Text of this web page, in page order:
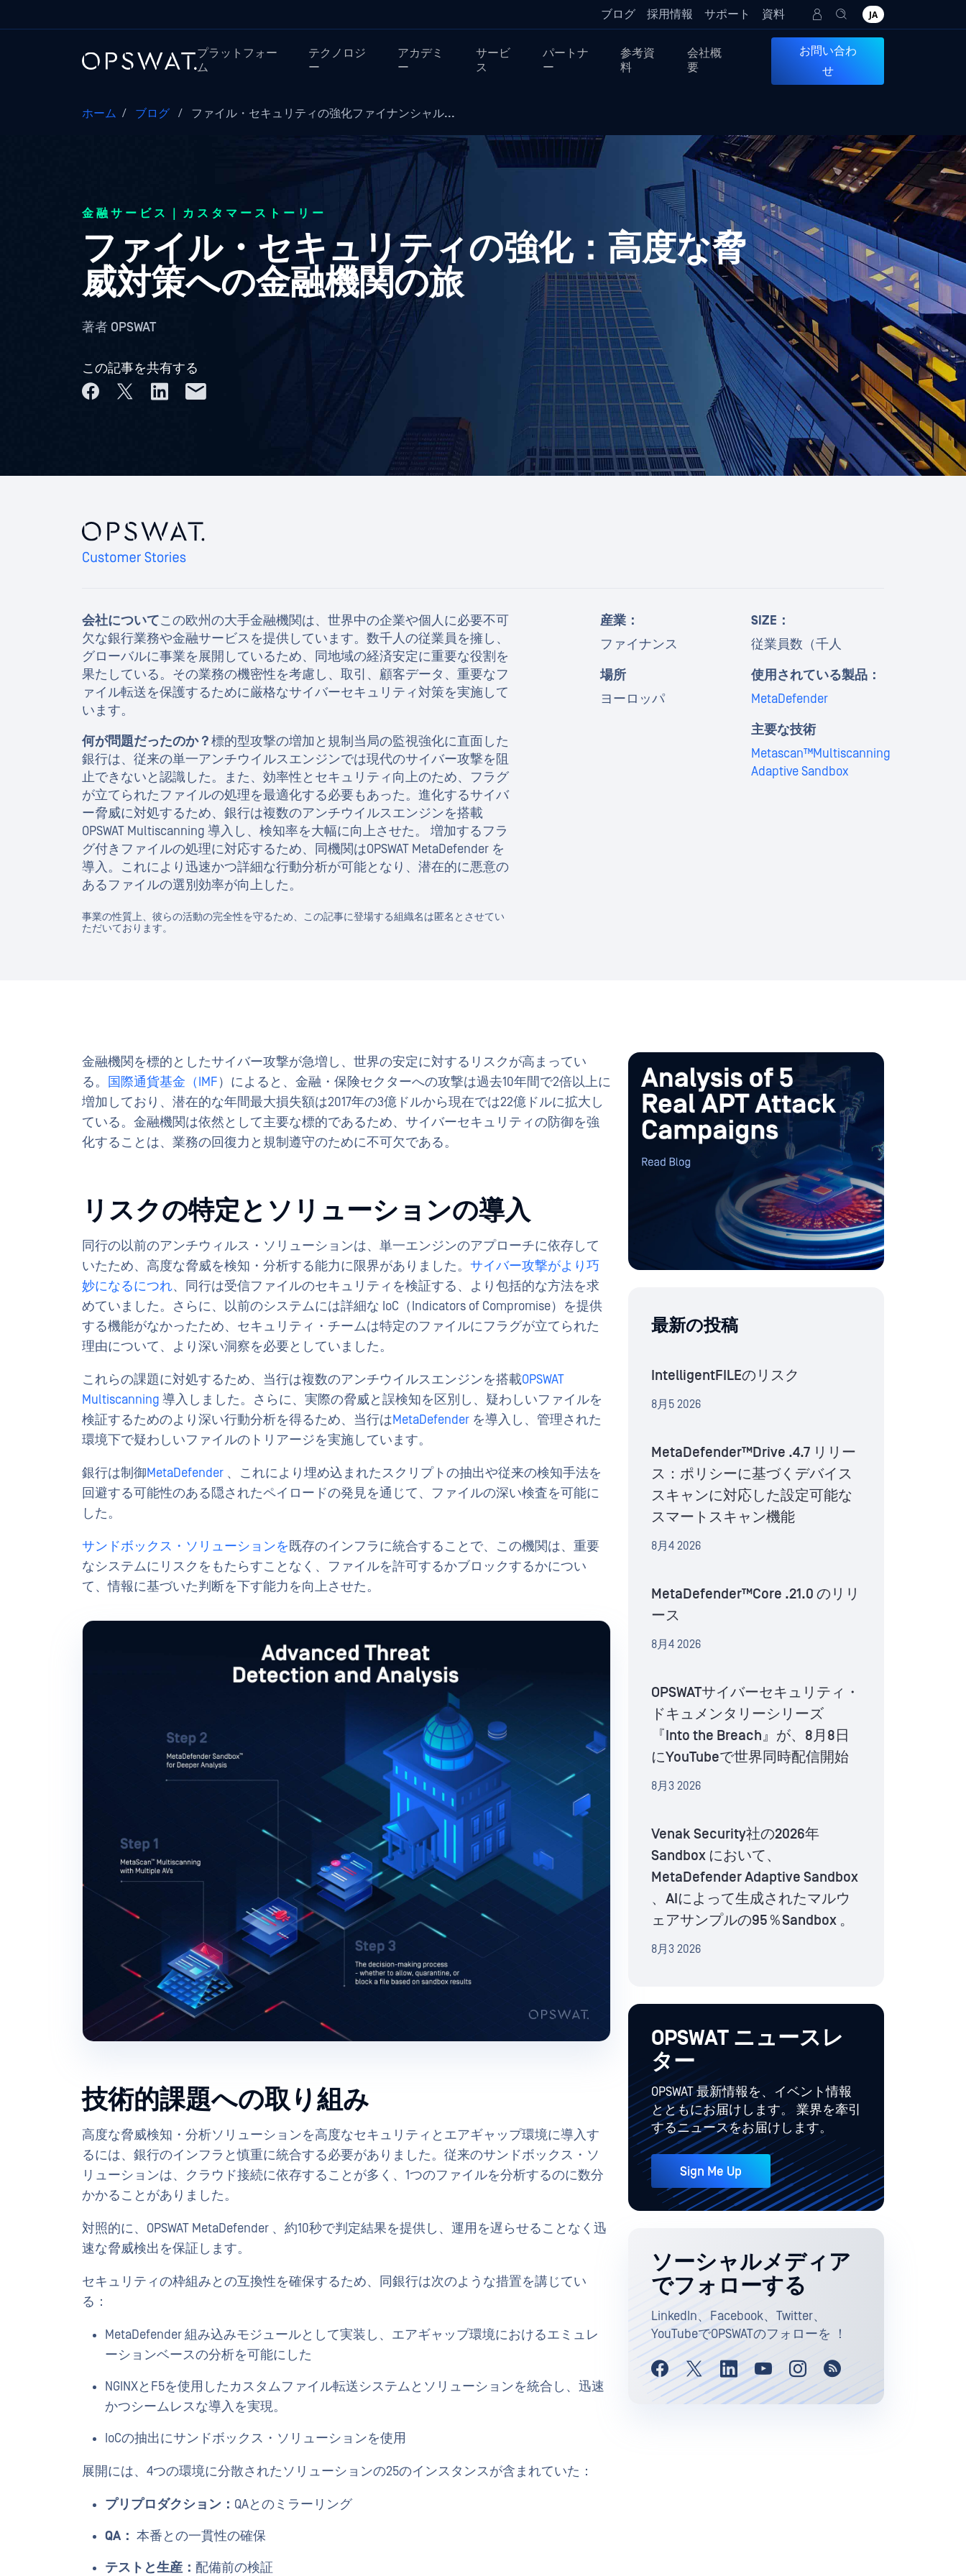
ブログ 採用情報 サポート 資料 JA
プラットフォー
ム
テクノロジ
ー
アカデミ
ー
サービ
ス
パートナ
ー
参考資
料
会社概
要
お問い合わ
せ
ホーム / ブログ / ファイル・セキュリティの強化ファイナンシャル...
金融サービス｜カスタマーストーリー
ファイル・セキュリティの強化：高度な脅
威対策への金融機関の旅
著者 OPSWAT
この記事を共有する
会社についてこの欧州の大手金融機関は、世界中の企業や個人に必要不可
欠な銀行業務や金融サービスを提供しています。数千人の従業員を擁し、
グローバルに事業を展開しているため、同地域の経済安定に重要な役割を
果たしている。その業務の機密性を考慮し、取引、顧客データ、重要なフ
ァイル転送を保護するために厳格なサイバーセキュリティ対策を実施して
います。
何が問題だったのか？標的型攻撃の増加と規制当局の監視強化に直面した
銀行は、従来の単一アンチウイルスエンジンでは現代のサイバー攻撃を阻
止できないと認識した。また、効率性とセキュリティ向上のため、フラグ
が立てられたファイルの処理を最適化する必要もあった。進化するサイバ
ー脅威に対処するため、銀行は複数のアンチウイルスエンジンを搭載
OPSWAT Multiscanning 導入し、検知率を大幅に向上させた。 増加するフラ
グ付きファイルの処理に対応するため、同機関はOPSWAT MetaDefender を
導入。これにより迅速かつ詳細な行動分析が可能となり、潜在的に悪意の
あるファイルの選別効率が向上した。
事業の性質上、彼らの活動の完全性を守るため、この記事に登場する組織名は匿名とさせてい
ただいております。
産業：
ファイナンス
場所
ヨーロッパ
SIZE：
従業員数（千人
使用されている製品：
MetaDefender
主要な技術
Metascan™Multiscanning
Adaptive Sandbox
金融機関を標的としたサイバー攻撃が急増し、世界の安定に対するリスクが高まってい
る。 国際通貨基金（IMF）によると、金融・保険セクターへの攻撃は過去10年間で2倍以上に
増加しており、潜在的な年間最大損失額は2017年の3億ドルから現在では22億ドルに拡大し
ている。金融機関は依然として主要な標的であるため、サイバーセキュリティの防御を強
化することは、業務の回復力と規制遵守のために不可欠である。
リスクの特定とソリューションの導入
同行の以前のアンチウィルス・ソリューションは、単一エンジンのアプローチに依存して
いたため、高度な脅威を検知・分析する能力に限界がありました。 サイバー攻撃がより巧
妙になるにつれ、同行は受信ファイルのセキュリティを検証する、より包括的な方法を求
めていました。さらに、以前のシステムには詳細な IoC（Indicators of Compromise）を提供
する機能がなかったため、セキュリティ・チームは特定のファイルにフラグが立てられた
理由について、より深い洞察を必要としていました。
これらの課題に対処するため、当行は複数のアンチウイルスエンジンを搭載OPSWAT
Multiscanning 導入しました。さらに、実際の脅威と誤検知を区別し、疑わしいファイルを
検証するためのより深い行動分析を得るため、当行はMetaDefender を導入し、管理された
環境下で疑わしいファイルのトリアージを実施しています。
銀行は制御MetaDefender 、これにより埋め込まれたスクリプトの抽出や従来の検知手法を
回避する可能性のある隠されたペイロードの発見を通じて、ファイルの深い検査を可能に
した。
サンドボックス・ソリューションを既存のインフラに統合することで、この機関は、重要
なシステムにリスクをもたらすことなく、ファイルを許可するかブロックするかについ
て、情報に基づいた判断を下す能力を向上させた。
技術的課題への取り組み
高度な脅威検知・分析ソリューションを高度なセキュリティとエアギャップ環境に導入す
るには、銀行のインフラと慎重に統合する必要がありました。従来のサンドボックス・ソ
リューションは、クラウド接続に依存することが多く、1つのファイルを分析するのに数分
かかることがありました。
対照的に、OPSWAT MetaDefender 、約10秒で判定結果を提供し、運用を遅らせることなく迅
速な脅威検出を保証します。
セキュリティの枠組みとの互換性を確保するため、同銀行は次のような措置を講じてい
る：
MetaDefender 組み込みモジュールとして実装し、エアギャップ環境におけるエミュレ
ーションベースの分析を可能にした
NGINXとF5を使用したカスタムファイル転送システムとソリューションを統合し、迅速
かつシームレスな導入を実現。
IoCの抽出にサンドボックス・ソリューションを使用
展開には、4つの環境に分散されたソリューションの25のインスタンスが含まれていた：
プリプロダクション： QAとのミラーリング
QA： 本番との一貫性の確保
テストと生産： 配備前の検証
最新の投稿
IntelligentFILEのリスク
8月5 2026
MetaDefender™Drive .4.7 リリー
ス：ポリシーに基づくデバイス
スキャンに対応した設定可能な
スマートスキャン機能
8月4 2026
MetaDefender™Core .21.0 のリリ
ース
8月4 2026
OPSWATサイバーセキュリティ・
ドキュメンタリーシリーズ
『Into the Breach』が、8月8日
にYouTubeで世界同時配信開始
8月3 2026
Venak Security社の2026年
Sandbox において、
MetaDefender Adaptive Sandbox
、AIによって生成されたマルウ
ェアサンプルの95％Sandbox 。
8月3 2026
OPSWAT ニュースレ
ター
OPSWAT 最新情報を、イベント情報
とともにお届けします。 業界を牽引
するニュースをお届けします。
Sign Me Up
ソーシャルメディア
でフォローする
LinkedIn、Facebook、Twitter、
YouTubeでOPSWATのフォローを ！